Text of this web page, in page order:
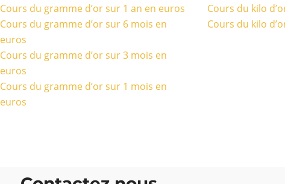
Cours du gramme d’or sur 1 an en euros
Cours du gramme d’or sur 6 mois en
euros
Cours du gramme d’or sur 3 mois en
euros
Cours du gramme d’or sur 1 mois en
euros
Cours du kilo
Cours du kilo